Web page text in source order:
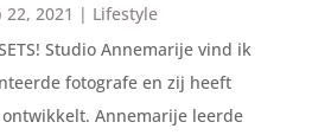
22, 2021 | Lifestyle
Studio Annemarije vind ik
fotografe en zij heeft
Annemarije leerde